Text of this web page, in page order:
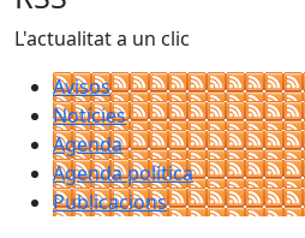
L'actualitat a un clic
Avisos
Notícies
Agenda
Agenda política
Publicacions